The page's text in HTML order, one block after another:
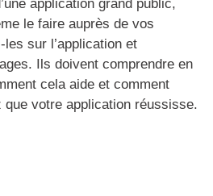
application grand public,
le faire auprès de vos
sur l’application et
Ils doivent comprendre en
cela aide et comment
que votre application réussisse.